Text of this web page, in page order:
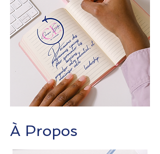
À Propos